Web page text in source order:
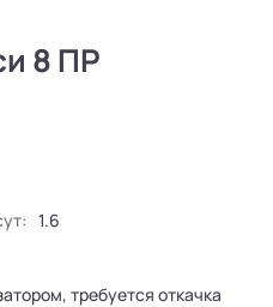
8 ПР
1.6
требуется откачка